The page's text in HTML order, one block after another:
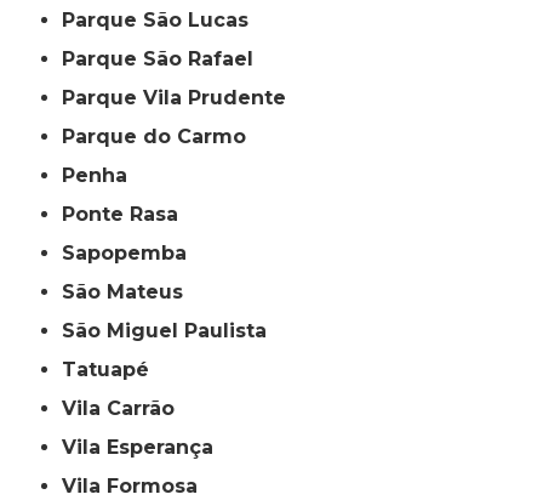
Parque São Lucas
Parque São Rafael
Parque Vila Prudente
Parque do Carmo
Penha
Ponte Rasa
Sapopemba
São Mateus
São Miguel Paulista
Tatuapé
Vila Carrão
Vila Esperança
Vila Formosa